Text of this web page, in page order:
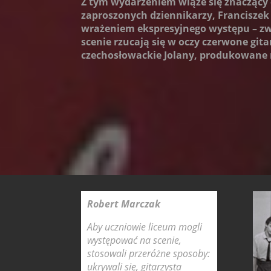
zaproszonych dziennikarzy,
wrażeniem ekspresyjnego występu –
scenie rzucają się w oczy czerwone
czechosłowackie Jolany,
Robert Marczak
Aby uczniowie liceum mogli
występować na scenie,
stosowali przeróżne sposoby:
ukrywali się, gitarzysta